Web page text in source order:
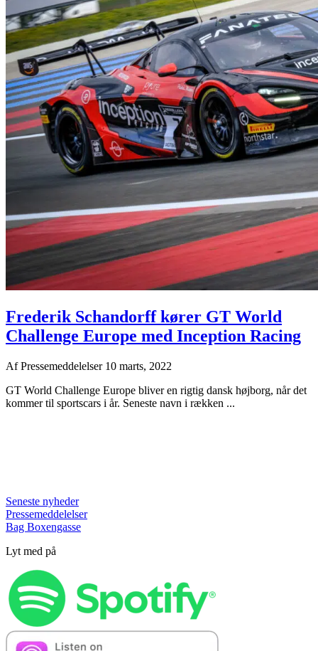
Frederik Schandorff kører GT World
Challenge Europe med Inception Racing
AfPressemeddelelser 10 marts, 2022
GT World Challenge Europe bliver en rigtig dansk højborg, når det
kommer til sportscars i år. Seneste navn i rækken ...
Seneste nyheder
Pressemeddelelser
Bag Boxengasse
Lyt med på